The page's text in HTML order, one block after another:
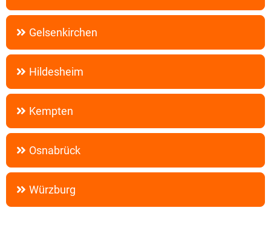
Gelsenkirchen
Hildesheim
Kempten
Osnabrück
Würzburg